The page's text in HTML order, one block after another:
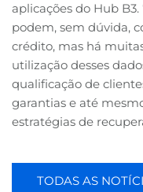
aplicações do Hub B3.
podem, sem dúvida,
crédito, mas há
utilização desses
qualificação de
garantias e até
estratégias de
TODAS AS